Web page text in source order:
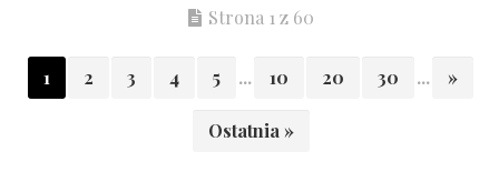
Strona 1 z 60
1 2 3 4 5 ... 10 20 30 ... »
Ostatnia »